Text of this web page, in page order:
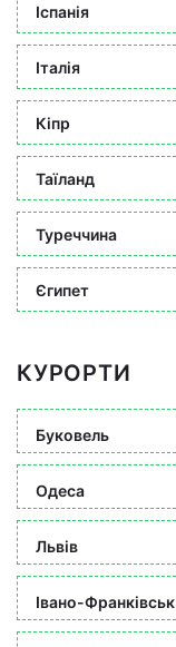
Іспанія
Італія
Кіпр
Таїланд
Туреччина
Єгипет
КУРОРТИ
Буковель
Одеса
Львів
Івано-Франківськ